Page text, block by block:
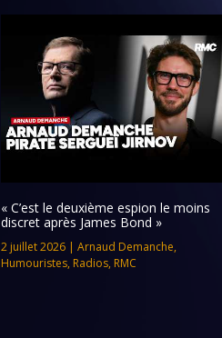
« C’est le deuxième espion le moins
discret après James Bond »
2 juillet 2026| Arnaud Demanche,
Humouristes, Radios, RMC